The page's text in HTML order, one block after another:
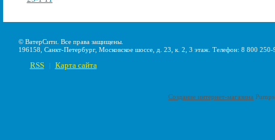
© ВатерСити. Все права защищены.
196158, Санкт-Петербург, Московское шоссе, д. 23, к. 2, 3 этаж. Телефон: 8 800
RSS Карта сайта
Создание интернет-магазина